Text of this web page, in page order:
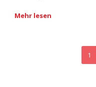
Mehr lesen
1